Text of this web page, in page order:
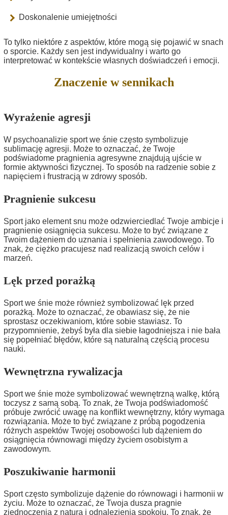
Doskonalenie umiejętności
To tylko niektóre z aspektów, które mogą się pojawić w snach
o sporcie. Każdy sen jest indywidualny i warto go
interpretować w kontekście własnych doświadczeń i emocji.
Znaczenie w sennikach
Wyrażenie agresji
W psychoanalizie sport we śnie często symbolizuje
sublimację agresji. Może to oznaczać, że Twoje
podświadome pragnienia agresywne znajdują ujście w
formie aktywności fizycznej. To sposób na radzenie sobie z
napięciem i frustracją w zdrowy sposób.
Pragnienie sukcesu
Sport jako element snu może odzwierciedlać Twoje ambicje i
pragnienie osiągnięcia sukcesu. Może to być związane z
Twoim dążeniem do uznania i spełnienia zawodowego. To
znak, że ciężko pracujesz nad realizacją swoich celów i
marzeń.
Lęk przed porażką
Sport we śnie może również symbolizować lęk przed
porażką. Może to oznaczać, że obawiasz się, że nie
sprostasz oczekiwaniom, które sobie stawiasz. To
przypomnienie, żebyś była dla siebie łagodniejsza i nie bała
się popełniać błędów, które są naturalną częścią procesu
nauki.
Wewnętrzna rywalizacja
Sport we śnie może symbolizować wewnętrzną walkę, którą
toczysz z samą sobą. To znak, że Twoja podświadomość
próbuje zwrócić uwagę na konflikt wewnętrzny, który wymaga
rozwiązania. Może to być związane z próbą pogodzenia
różnych aspektów Twojej osobowości lub dążeniem do
osiągnięcia równowagi między życiem osobistym a
zawodowym.
Poszukiwanie harmonii
Sport często symbolizuje dążenie do równowagi i harmonii w
życiu. Może to oznaczać, że Twoja dusza pragnie
zjednoczenia z naturą i odnalezienia spokoju. To znak, że